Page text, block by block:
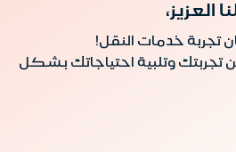
العزيز،
تجربة خدمات النقل!
تجربتك وتلبية احتياجاتك بشكل